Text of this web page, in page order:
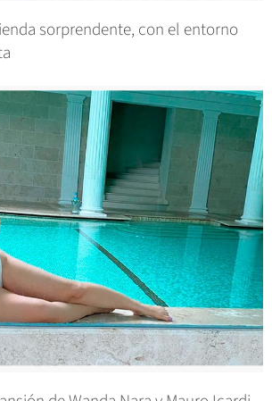
sorprendente, con el entorno